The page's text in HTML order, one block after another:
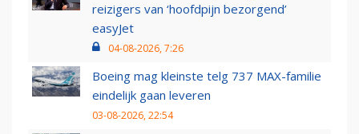
reizigers van ‘hoofdpijn bezorgend’
easyJet
04-08-2026, 7:26
Boeing mag kleinste telg 737 MAX-familie
eindelijk gaan leveren
03-08-2026, 22:54